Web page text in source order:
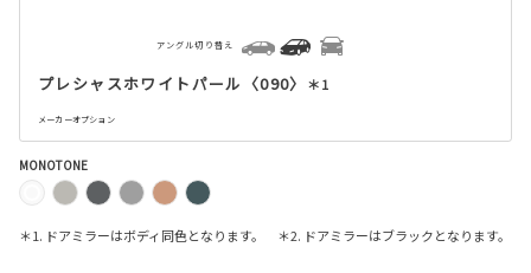
プレシャスホワイトパール〈090〉 ＊1
メーカーオプション
アングル切り替え
MONOTONE
＊1. ドアミラーはボディ同色となります。 ＊2. ドアミラーはブラックとなります。